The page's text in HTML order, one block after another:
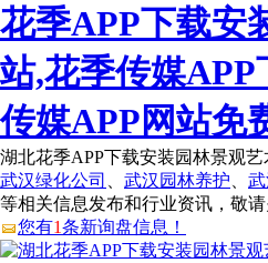
花季APP下载安
站,花季传媒
传媒APP网站免
湖北花季APP下载安装园林景观艺
武汉绿化公司
武汉园林养护
等相关信息发布和行业资讯，敬请关
您有1条新询盘信息！